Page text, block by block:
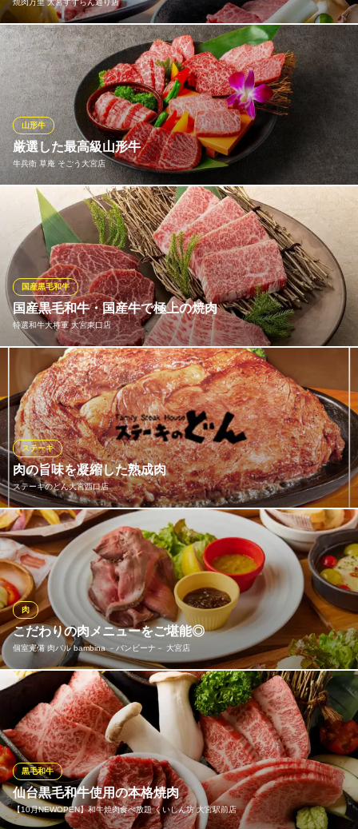
ＪＲ大宮駅東口 徒歩3分
埼玉県さいたま市大宮区仲町2-43-1 COMO大宮ビル2F
焼肉万里 大宮すずらん通り店
種類豊富な焼肉と、一品料理、ご飯やスープまでついた90分の食
べ放題をご用意！デザート付きは2,508円～ ◎アルコール飲み放
題を2,178円、ソフトドリンク飲み放題は550円です。是非食べ放
題と共にご利用ください。
焼肉万里 大宮すずらん通り店
肉問屋直送焼肉食べ放題
ＪＲ大宮駅 徒歩1分
埼玉県さいたま市大宮区大門町1-20-58 2F
厳選した最高級山形牛
牛兵衛 草庵 そごう大宮店
山形牛
都内を中心に、黒毛和牛肉を使った焼肉店を複数展開する牛兵
衛。その中でも、草庵大宮店は、厳選された最高級山形牛を、名
門田村牧場より一頭丸ごと買い付けしております。その結果、最
高峰の牛肉をリーズナブルにご提供出来る事となりました。滅多
に口にする事が出来ない上質で珍しい部位を是非ともご堪能下さ
い 。
牛兵衛 草庵 そごう大宮店
最高級山形牛一頭買い
ＪＲ大宮駅 徒歩1分
埼玉県さいたま市大宮区桜木町1-6-2 そごう大宮店9Ｆ レストラン街
国産黒毛和牛・国産牛で極上の焼肉
特選和牛大将軍 大宮東口店
国産黒毛和牛
徹底的に国産にこだわり、選りすぐりの黒毛和牛・国産牛による
上質な焼肉でもてなす《特選和牛 大将軍》。丁寧に下ごしらえ
し、きめ細かくサシが入った甘みのある霜降り牛を使ったトップ
クラスの焼肉をご堪能いただけます。山形豚にもこだわり、多彩
な一品料理もご提供。どなた様にもご満足いただける焼肉店で
す。
特選和牛大将軍 大宮東口店
特選黒毛和牛で焼肉
ＪＲ大宮駅 徒歩2分
埼玉県さいたま市大宮区宮町1-49 FUJI BUILDING1F
肉の旨味を凝縮した熟成肉
ステーキのどん大宮西口店
ステーキ
ステーキ通も唸る「熟成リブロインステーキ」。時間をかけて丁
寧に熟成させることで、肉本来の旨味を最大限に凝縮しました。
噛むほどに広がる豊かな風味と、とろけるような食感をご堪能く
ださい。
ステーキのどん大宮西口店
気軽に熱々のステーキ
ＪＲ大宮駅 徒歩6分
埼玉県さいたま市大宮区桜木町1-10-17 シーノ大宮1F
こだわりの肉メニューをご堪能◎
個室完備 肉バル bambina －バンビーナ－ 大宮店
肉
肉バルでもワンランク上の肉メニューが楽しめる♪赤字覚悟の逸品
料理をご用意致しました！ さらに、肉プレート・生ハムサラミボ
ードは女性にも大人気♪お得なコースは全て飲み放題付きでご用意
★飲み会・宴会・誕生日・記念日・歓送迎会には当店の一押しグ
ルメで♪
個室完備 肉バル bambina －バンビーナ－ 大宮店
◆個室完備の肉バル◆
仙台黒毛和牛使用の本格焼肉
【10月NEWOPEN】和牛焼肉食べ放題 くいしん坊 大宮駅前店
黒毛和牛